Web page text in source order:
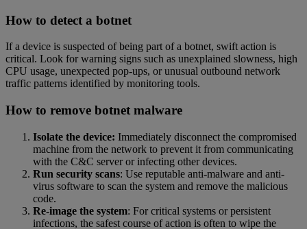
How to detect a botnet
If a device is suspected of being part of a botnet, swift action is
critical. Look for warning signs such as unexplained slowness, high
CPU usage, unexpected pop-ups, or unusual outbound network
traffic patterns identified by monitoring tools.
How to remove botnet malware
Isolate the device: Immediately disconnect the compromised
machine from the network to prevent it from communicating
with the C&C server or infecting other devices.
Run security scans: Use reputable anti-malware and anti-
virus software to scan the system and remove the malicious
code.
Re-image the system: For critical systems or persistent
infections, the safest course of action is often to wipe the